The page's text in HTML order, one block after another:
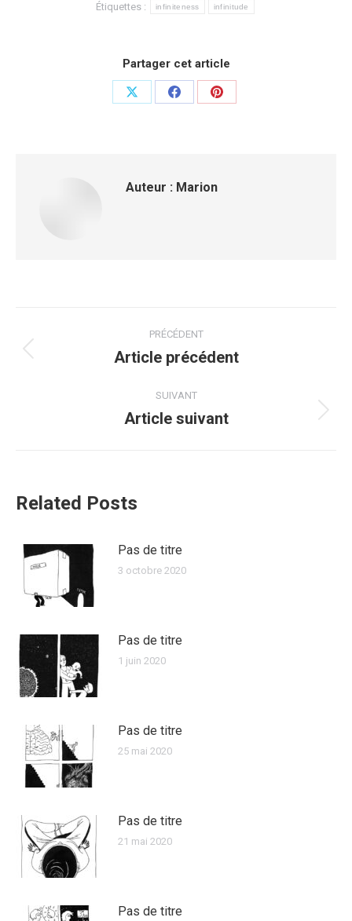
Étiquettes : infiniteness infinitude
Partager cet article
Auteur : Marion
PRÉCÉDENT
Article précédent
SUIVANT
Article suivant
Related Posts
Pas de titre
3 octobre 2020
Pas de titre
1 juin 2020
Pas de titre
25 mai 2020
Pas de titre
21 mai 2020
Pas de titre